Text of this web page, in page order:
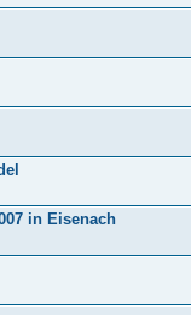
in Eisenach